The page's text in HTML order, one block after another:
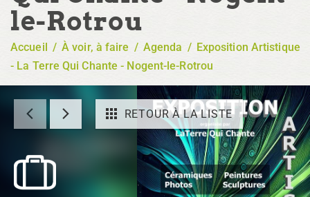
le-Rotrou
Accueil / À voir, à faire / Agenda / Exposition Artistique
- La Terre Qui Chante - Nogent-le-Rotrou
RETOUR À LA LISTE